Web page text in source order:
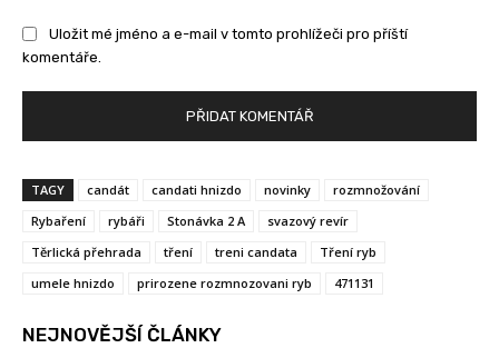
Uložit mé jméno a e-mail v tomto prohlížeči pro příští
komentáře.
TAGY candát candati hnizdo novinky
rozmnožování
Rybaření
rybáři Stonávka 2 A
svazový revír
Těrlická přehrada
tření treni candata
Tření ryb
umele hnizdo
prirozene rozmnozovani ryb 471131
NEJNOVĚJŠÍ ČLÁNKY